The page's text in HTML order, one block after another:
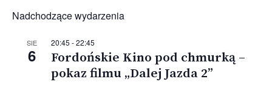
Nadchodzące wydarzenia
SIE
6
20:45 -22:45
Fordońskie Kino pod chmurką –
pokaz filmu „Dalej Jazda 2”